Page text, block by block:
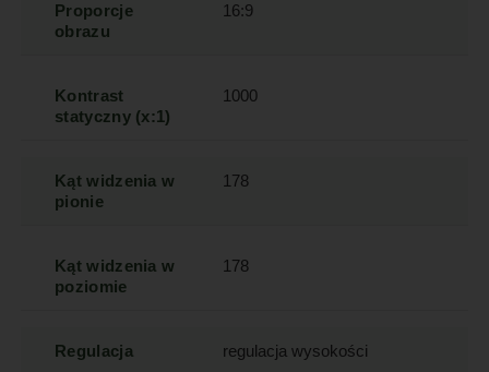
Proporcje
obrazu
16:9
Kontrast
statyczny (x:1)
1000
Kąt widzenia w
pionie
178
Kąt widzenia w
poziomie
178
Regulacja
regulacja wysokości